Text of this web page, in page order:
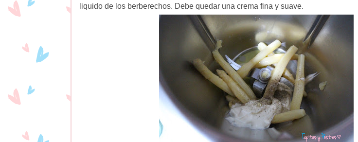
liquido de los berberechos. Debe quedar una crema fina y suave.